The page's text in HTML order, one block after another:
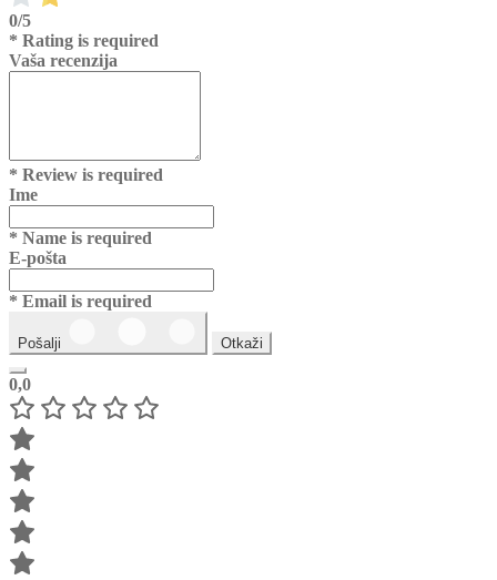
0/5
* Rating is required
Vaša recenzija
* Review is required
Ime
* Name is required
E-pošta
* Email is required
Pošalji Otkaži
0,0